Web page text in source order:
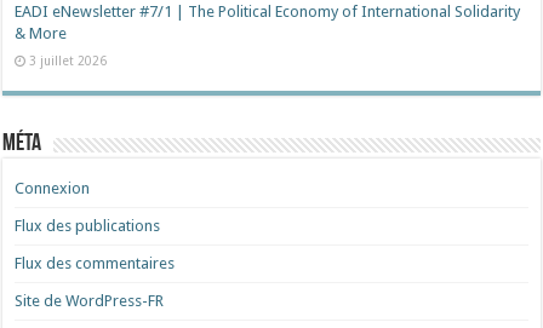
EADI eNewsletter #7/1 | The Political Economy of International Solidarity
& More
3 juillet 2026
Méta
Connexion
Flux des publications
Flux des commentaires
Site de WordPress-FR